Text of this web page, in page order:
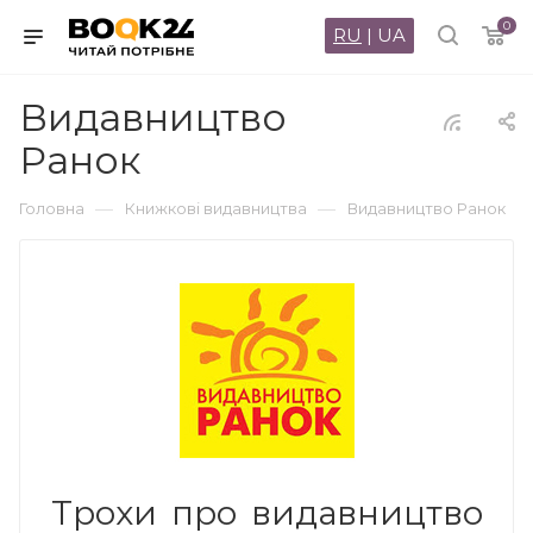
0
RU | UA
Видавництво
Ранок
Головна — Книжкові видавництва — Видавництво Ранок
Трохи про видавництво